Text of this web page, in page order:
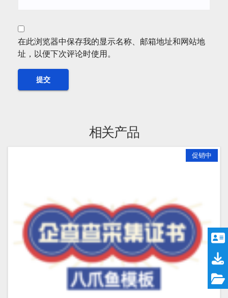
在此浏览器中保存我的显示名称、邮箱地址和网站地
址，以便下次评论时使用。
相关产品
促销中